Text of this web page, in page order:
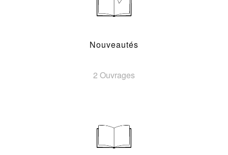
Nouveautés
2 Ouvrages